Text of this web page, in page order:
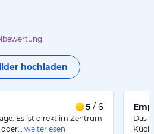
hochladen
5 / 6
Es ist direkt im Zentrum
weiterlesen
Das